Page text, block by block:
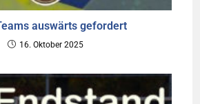
auswärts gefordert
16. Oktober 2025